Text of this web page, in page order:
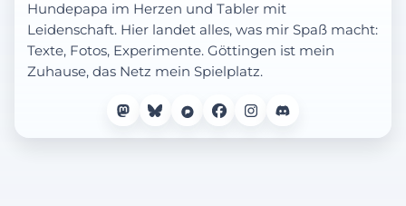
Hundepapa im Herzen und Tabler mit
Leidenschaft. Hier landet alles, was mir Spaß macht:
Texte, Fotos, Experimente. Göttingen ist mein
Zuhause, das Netz mein Spielplatz.